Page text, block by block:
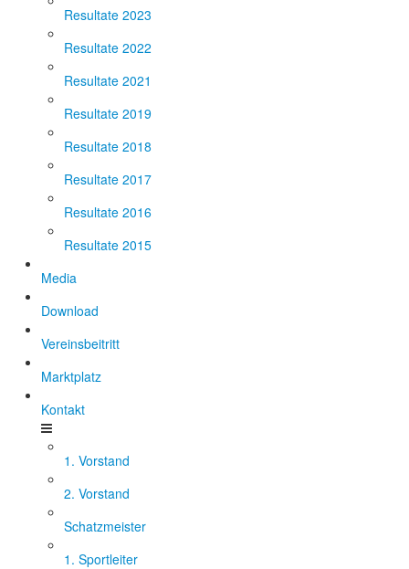
Resultate 2023
Resultate 2022
Resultate 2021
Resultate 2019
Resultate 2018
Resultate 2017
Resultate 2016
Resultate 2015
Media
Download
Vereinsbeitritt
Marktplatz
Kontakt
1. Vorstand
2. Vorstand
Schatzmeister
1. Sportleiter